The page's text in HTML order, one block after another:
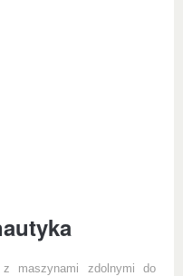
z maszynami zdolnymi do